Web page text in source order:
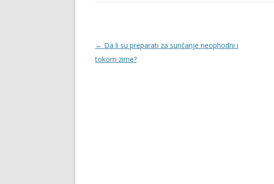
Post
navigation
← Da li su preparati za sunčanje neophodni i
tokom zime?